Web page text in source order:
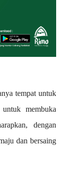
tempat untuk
membuka
dengan
dan bersaing